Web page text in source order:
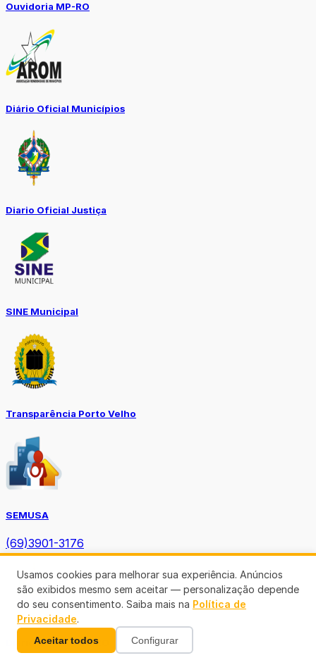
Ouvidoria MP-RO
Diário Oficial Municípios
Diario Oficial Justiça
SINE Municipal
Transparência Porto Velho
SEMUSA
(69)3901-3176
Diário Oficial TCE-RO
Usamos cookies para melhorar sua experiência. Anúncios
são exibidos mesmo sem aceitar — personalização depende
do seu consentimento. Saiba mais na Política de
Privacidade.
Aceitar todos Configurar